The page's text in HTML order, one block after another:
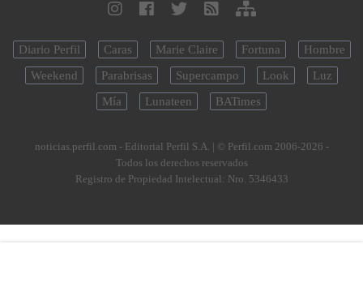
Diario Perfil Caras Marie Claire Fortuna
Hombre
Weekend
Parabrisas Supercampo Look
Luz
Mía
Lunateen BATimes
noticias.perfil.com - Editorial Perfil S.A. | © Perfil.com 2006-2026 -
Todos los derechos reservados
Registro de Propiedad Intelectual: Nro. 5346433